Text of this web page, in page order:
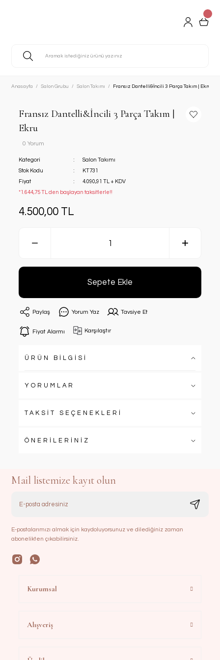
Anasayfa Salon Grubu Salon Takımı Fransız Dantelli&İncili 3 Parça Takım | Ekru
Fransız Dantelli&İncili 3 Parça Takım |
Ekru
0 Yorum
Kategori
Salon Takımı
Stok Kodu
KT731
Fiyat
4.090,91 TL + KDV
*1.644,75 TL den başlayan taksitlerle!!
4.500,00 TL
Sepete Ekle
Paylaş Yorum Yaz Tavsiye Et
Fiyat Alarmı Karşılaştır
ÜRÜN BİLGİSİ
YORUMLAR
TAKSİT SEÇENEKLERİ
ÖNERİLERİNİZ
Mail listemize kayıt olun
E-postalarımızı almak için kaydoluyorsunuz ve dilediğiniz zaman
abonelikten çıkabilirsiniz.
Kurumsal
Alışveriş